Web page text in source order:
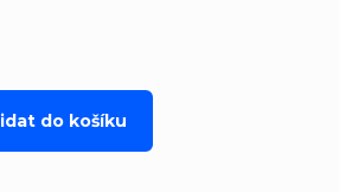
do košíku